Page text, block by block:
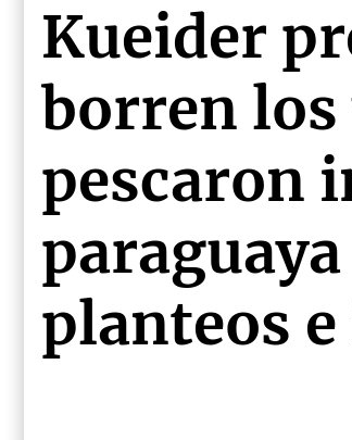
Kueider
borren los
pescaron
planteos